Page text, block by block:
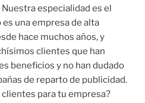
especialidad es el
una empresa de alta
hace muchos años, y
clientes que han
beneficios y no han dudado
de reparto de publicidad.
para tu empresa?